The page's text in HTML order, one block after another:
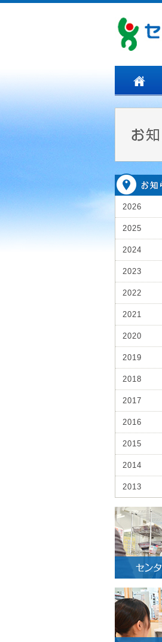
2026
2025
2024
2023
2022
2021
2020
2019
2018
2017
2016
2015
2014
2013